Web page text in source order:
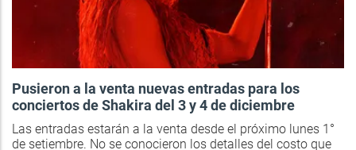
Pusieron a la venta nuevas entradas para los
conciertos de Shakira del 3 y 4 de diciembre
Las entradas estarán a la venta desde el próximo lunes 1°
de setiembre. No se conocieron los detalles del costo que